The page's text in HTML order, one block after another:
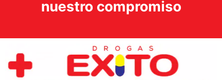
nuestro compromiso